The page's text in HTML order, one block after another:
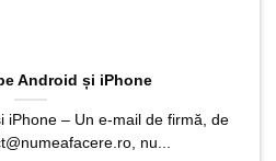
Android și iPhone
iPhone – Un e-mail de firmă, de
nu...